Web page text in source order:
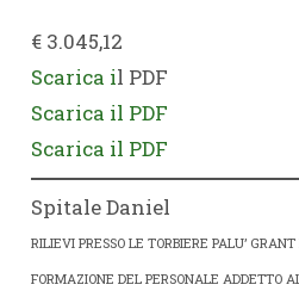
€ 3.045,12
Scarica il PDF
Scarica il PDF
Scarica il PDF
Spitale Daniel
RILIEVI PRESSO LE TORBIERE PALU’ GRANT
FORMAZIONE DEL PERSONALE ADDETTO